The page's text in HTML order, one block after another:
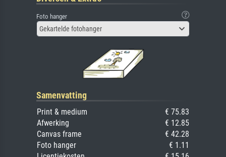
Foto hanger
Gekartelde fotohanger
Samenvatting
Print & medium
€ 75.83
Afwerking
€ 12.85
Canvas frame
€ 42.28
Foto hanger
€ 1.11